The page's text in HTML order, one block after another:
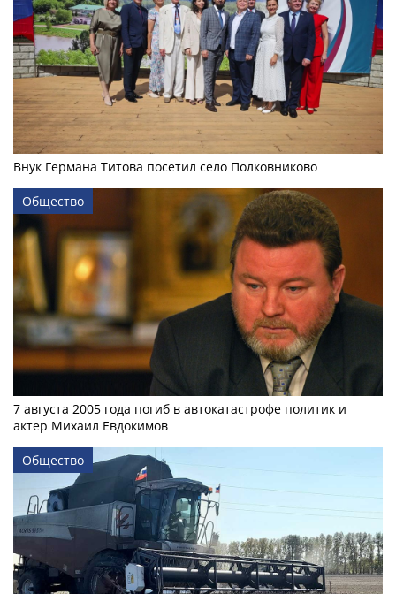
Внук Германа Титова посетил село Полковниково
Общество
7 августа 2005 года погиб в автокатастрофе политик и
актер Михаил Евдокимов
Общество